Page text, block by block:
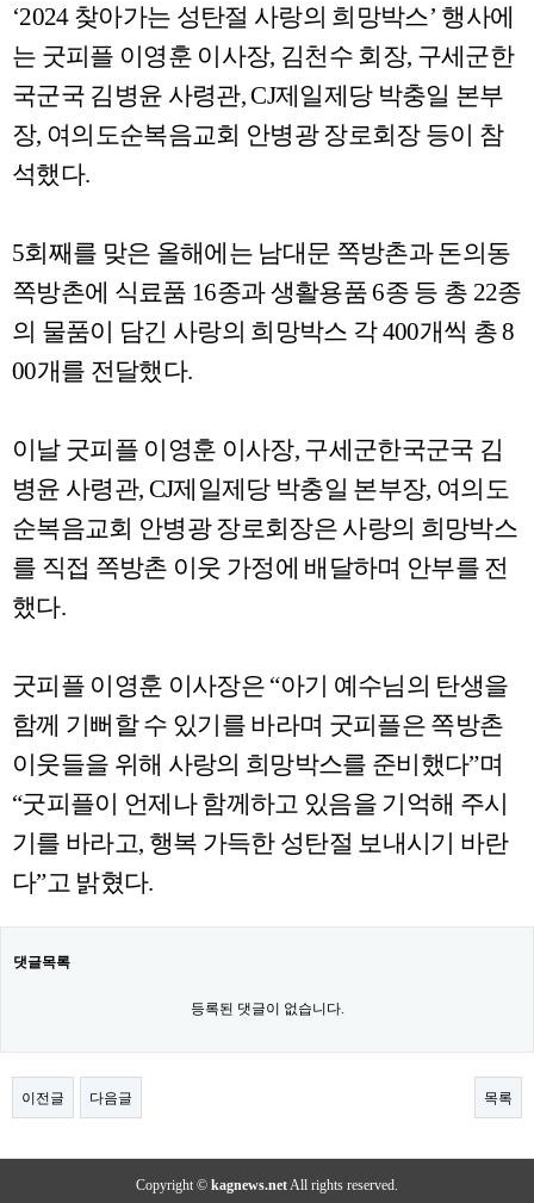
‘2024 찾아가는 성탄절 사랑의 희망박스’ 행사에
는 굿피플 이영훈 이사장, 김천수 회장, 구세군한
국군국 김병윤 사령관, CJ제일제당 박충일 본부
장, 여의도순복음교회 안병광 장로회장 등이 참
석했다.
5회째를 맞은 올해에는 남대문 쪽방촌과 돈의동
쪽방촌에 식료품 16종과 생활용품 6종 등 총 22종
의 물품이 담긴 사랑의 희망박스 각400개씩 총8
00개를 전달했다.
이날 굿피플 이영훈 이사장, 구세군한국군국 김
병윤 사령관, CJ제일제당 박충일 본부장, 여의도
순복음교회 안병광 장로회장은 사랑의 희망박스
를 직접 쪽방촌 이웃 가정에 배달하며 안부를 전
했다.
굿피플 이영훈 이사장은 “아기 예수님의 탄생을
함께 기뻐할 수 있기를 바라며 굿피플은 쪽방촌
이웃들을 위해 사랑의 희망박스를 준비했다”며
“굿피플이 언제나 함께하고 있음을 기억해 주시
기를 바라고, 행복 가득한 성탄절 보내시기 바란
다”고 밝혔다.
댓글목록
등록된 댓글이 없습니다.
이전글 다음글 목록
Copyright © kagnews.netAll rights reserved.